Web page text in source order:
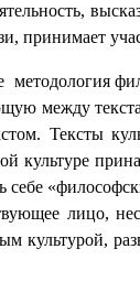
между
Тексты
культуре
лицо,
культурой,